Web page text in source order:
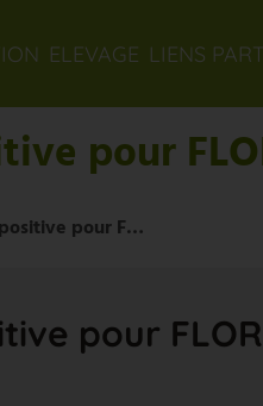
ELEVAGE LIENS
pour
Echographie positive pour FLORA
pour